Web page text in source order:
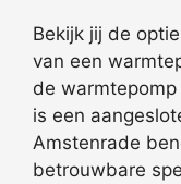
Bekijk jij de
van een
de
is een
Amstenrade
betrouwbare